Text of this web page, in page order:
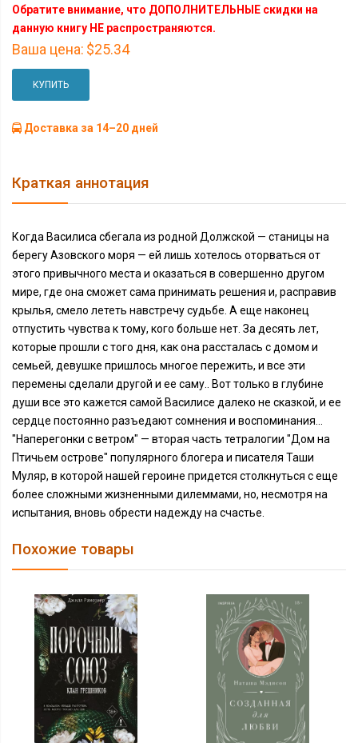
Обратите внимание, что ДОПОЛНИТЕЛЬНЫЕ скидки на
данную книгу НЕ распространяются.
Ваша цена: $25.34
КУПИТЬ
Доставка за 14–20 дней
Краткая аннотация
Когда Василиса сбегала из родной Должской — станицы на
берегу Азовского моря — ей лишь хотелось оторваться от
этого привычного места и оказаться в совершенно другом
мире, где она сможет сама принимать решения и, расправив
крылья, смело лететь навстречу судьбе. А еще наконец
отпустить чувства к тому, кого больше нет. За десять лет,
которые прошли с того дня, как она рассталась с домом и
семьей, девушке пришлось многое пережить, и все эти
перемены сделали другой и ее саму.. Вот только в глубине
души все это кажется самой Василисе далеко не сказкой, и ее
сердце постоянно разъедают сомнения и воспоминания…
"Наперегонки с ветром" — вторая часть тетралогии "Дом на
Птичьем острове" популярного блогера и писателя Таши
Муляр, в которой нашей героине придется столкнуться с еще
более сложными жизненными дилеммами, но, несмотря на
испытания, вновь обрести надежду на счастье.
Похожие товары